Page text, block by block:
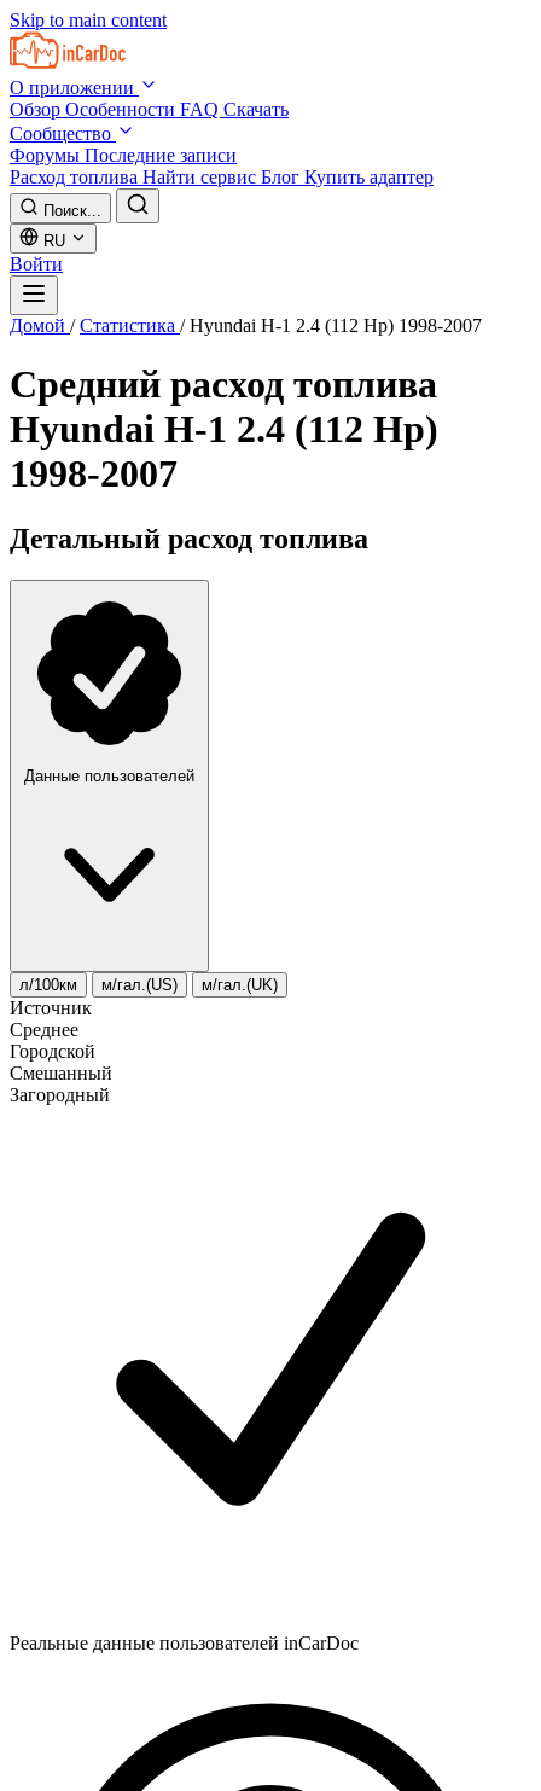
Skip to main content
О приложении
Обзор Особенности FAQ Скачать
Сообщество
Форумы Последние записи
Расход топлива Найти сервис Блог Купить адаптер
Поиск...
RU
Войти
Домой / Статистика / Hyundai H-1 2.4 (112 Hp) 1998-2007
Средний расход топлива
Hyundai H-1 2.4 (112 Hp)
1998-2007
Детальный расход топлива
Данные пользователей
л/100км м/гал.(US) м/гал.(UK)
Источник
Среднее
Городской
Смешанный
Загородный
Реальные данные пользователей inCarDoc